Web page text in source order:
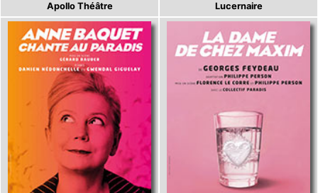
Apollo Théâtre
Lucernaire